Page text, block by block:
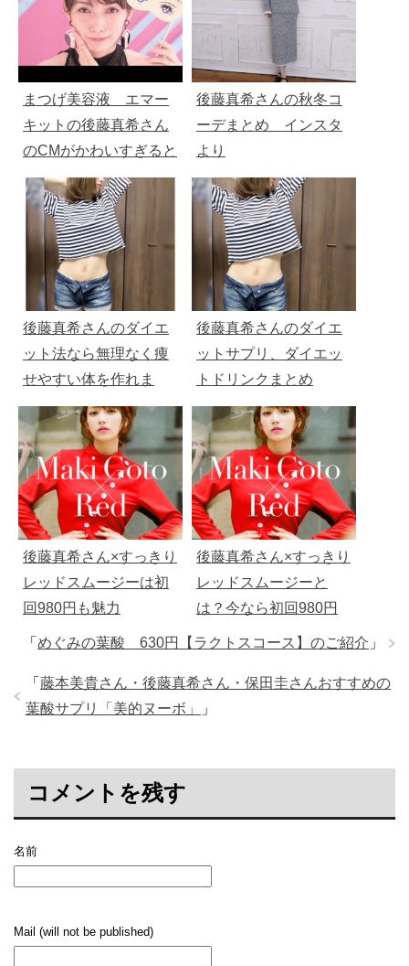
まつげ美容液 エマー
キットの後藤真希さん
のCMがかわいすぎると
話題
後藤真希さんの秋冬コ
ーデまとめ インスタ
より
後藤真希さんのダイエ
ット法なら無理なく痩
せやすい体を作れま
す。
後藤真希さんのダイエ
ットサプリ、ダイエッ
トドリンクまとめ
後藤真希さん×すっきり
レッドスムージーは初
回980円も魅力
後藤真希さん×すっきり
レッドスムージーと
は？今なら初回980円
キャンペーン。
「 めぐみの葉酸 630円【ラクトスコース】のご紹介 」
「 藤本美貴さん・後藤真希さん・保田圭さんおすすめの
葉酸サプリ「美的ヌーボ」
」
コメントを残す
名前
Mail (will not be published)